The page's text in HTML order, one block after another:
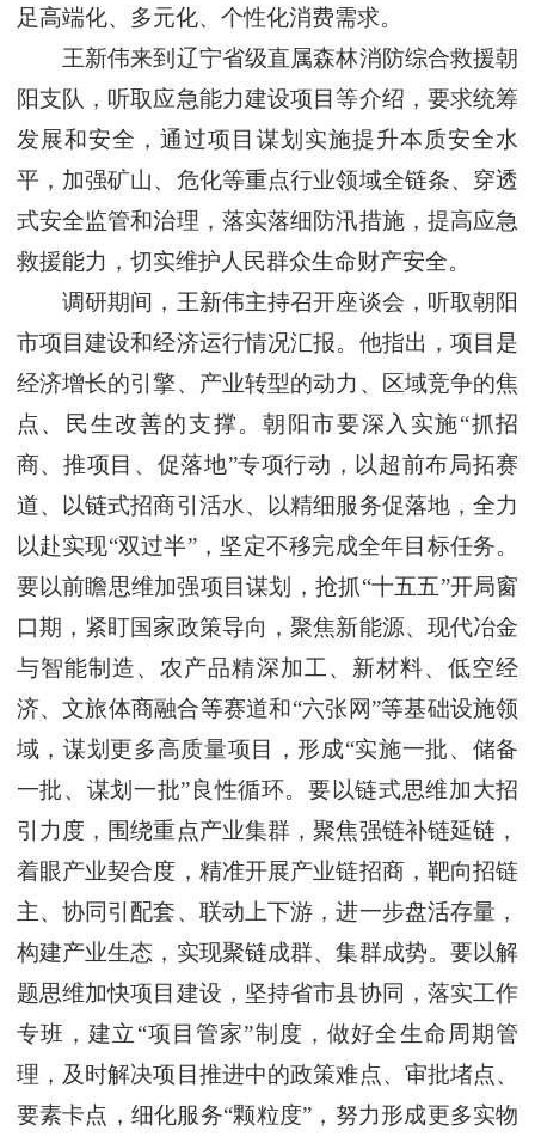
足高端化、多元化、个性化消费需求。
王新伟来到辽宁省级直属森林消防综合救援朝
阳支队，听取应急能力建设项目等介绍，要求统筹
发展和安全，通过项目谋划实施提升本质安全水
平，加强矿山、危化等重点行业领域全链条、穿透
式安全监管和治理，落实落细防汛措施，提高应急
救援能力，切实维护人民群众生命财产安全。
调研期间，王新伟主持召开座谈会，听取朝阳
市项目建设和经济运行情况汇报。他指出，项目是
经济增长的引擎、产业转型的动力、区域竞争的焦
点、民生改善的支撑。朝阳市要深入实施“抓招
商、推项目、促落地”专项行动，以超前布局拓赛
道、以链式招商引活水、以精细服务促落地，全力
以赴实现“双过半”，坚定不移完成全年目标任务。
要以前瞻思维加强项目谋划，抢抓“十五五”开局窗
口期，紧盯国家政策导向，聚焦新能源、现代冶金
与智能制造、农产品精深加工、新材料、低空经
济、文旅体商融合等赛道和“六张网”等基础设施领
域，谋划更多高质量项目，形成“实施一批、储备
一批、谋划一批”良性循环。要以链式思维加大招
引力度，围绕重点产业集群，聚焦强链补链延链，
着眼产业契合度，精准开展产业链招商，靶向招链
主、协同引配套、联动上下游，进一步盘活存量，
构建产业生态，实现聚链成群、集群成势。要以解
题思维加快项目建设，坚持省市县协同，落实工作
专班，建立“项目管家”制度，做好全生命周期管
理，及时解决项目推进中的政策难点、审批堵点、
要素卡点，细化服务“颗粒度”，努力形成更多实物